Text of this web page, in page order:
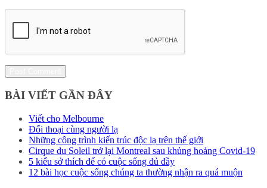
BÀI VIẾT GẦN ĐÂY
Viết cho Melbourne
Đối thoại cùng người lạ
Những công trình kiến trúc độc lạ trên thế giới
Cirque du Soleil trở lại Montreal sau khủng hoảng Covid-19
5 kiểu sở thích để có cuộc sống đủ đầy
12 bài học cuộc sống chúng ta thường nhận ra quá muộn